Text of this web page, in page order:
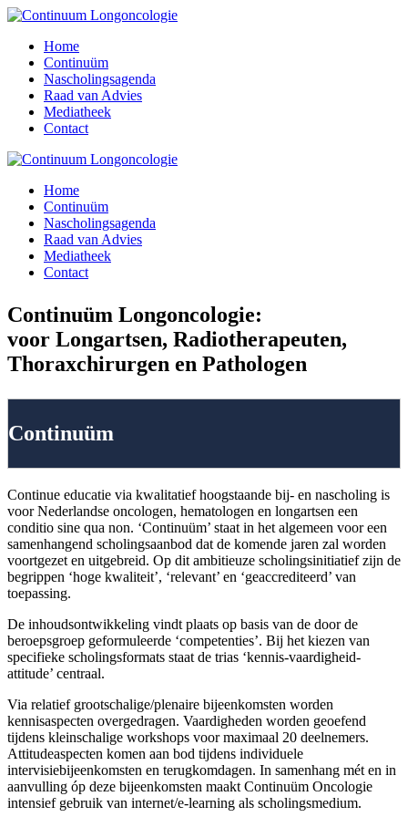
Home
Continuüm
Nascholingsagenda
Raad van Advies
Mediatheek
Contact
Home
Continuüm
Nascholingsagenda
Raad van Advies
Mediatheek
Contact
Continuüm Longoncologie:
voor Longartsen, Radiotherapeuten,
Thoraxchirurgen en Pathologen
Continuüm
Continue educatie via kwalitatief hoogstaande bij- en nascholing is
voor Nederlandse oncologen, hematologen en longartsen een
conditio sine qua non. ‘Continuüm’ staat in het algemeen voor een
samenhangend scholingsaanbod dat de komende jaren zal worden
voortgezet en uitgebreid. Op dit ambitieuze scholingsinitiatief zijn de
begrippen ‘hoge kwaliteit’, ‘relevant’ en ‘geaccrediteerd’ van
toepassing.
De inhoudsontwikkeling vindt plaats op basis van de door de
beroepsgroep geformuleerde ‘competenties’. Bij het kiezen van
specifieke scholingsformats staat de trias ‘kennis-vaardigheid-
attitude’ centraal.
Via relatief grootschalige/plenaire bijeenkomsten worden
kennisaspecten overgedragen. Vaardigheden worden geoefend
tijdens kleinschalige workshops voor maximaal 20 deelnemers.
Attitudeaspecten komen aan bod tijdens individuele
intervisiebijeenkomsten en terugkomdagen. In samenhang mét en in
aanvulling óp deze bijeenkomsten maakt Continuüm Oncologie
intensief gebruik van internet/e-learning als scholingsmedium.